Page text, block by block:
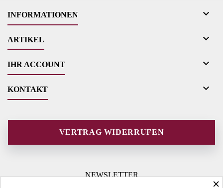
INFORMATIONEN 
ARTIKEL 
IHR ACCOUNT 
KONTAKT 
VERTRAG WIDERRUFEN
NEWSLETTER
×